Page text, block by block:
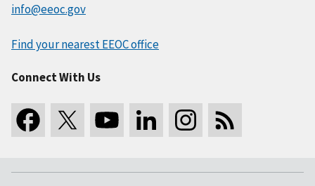
info@eeoc.gov
Find your nearest EEOC office
Connect With Us